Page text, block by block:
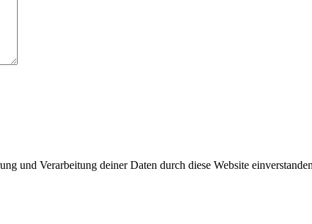
und Verarbeitung deiner Daten durch diese Website